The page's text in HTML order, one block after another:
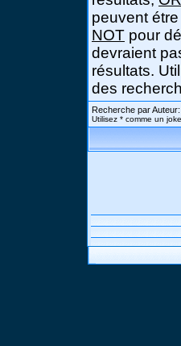
peuvent
NOT pour
devraient
résultats.
des
Recherche par Auteur:
Utilisez * comme un